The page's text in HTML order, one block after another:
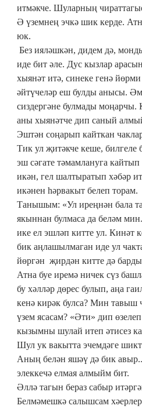
итмәкче. Шуларның
Ә үземнең эчкә шик керде.
юк.
Без ияләшкән, дидем дә,
иде бит әле. Дус кызлар
хыянәт итә, синеке генә
әйтүчеләр еш булды анысы.
сиздергәне булмады
аны хыянәтче дип саный
Эштән соңарып кайткан
Тик ул җитәкче кеше, билгеле
эш сәгате тәмамлануга
икән, гел шалтыратып хәбәр
икәнен һәрвакыт белеп торам.
Танышым: «Ул иреңнән бала
якыннан булмаса да беләм
ике ел эшләп китте ул. Кинәт
бик аңлашылмаган иде ул
йөргән җирдән китте дә
Атна буе иремә ничек сүз
бу хәлләр дөрес булып, аңа
кенә кирәк булса? Мин тавыш
үзем ясасам? «Әти» дип
кызымны шулай итеп әтисез
Шул ук вакытта эчемдәге
Аның белән яшәү дә бик
элеккечә елмая алмыйм бит.
Әллә тагын бераз сабыр
Белмәмешкә салышсам